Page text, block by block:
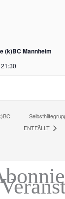
(k)BC Mannheim
21:30
ENTFÄLLT